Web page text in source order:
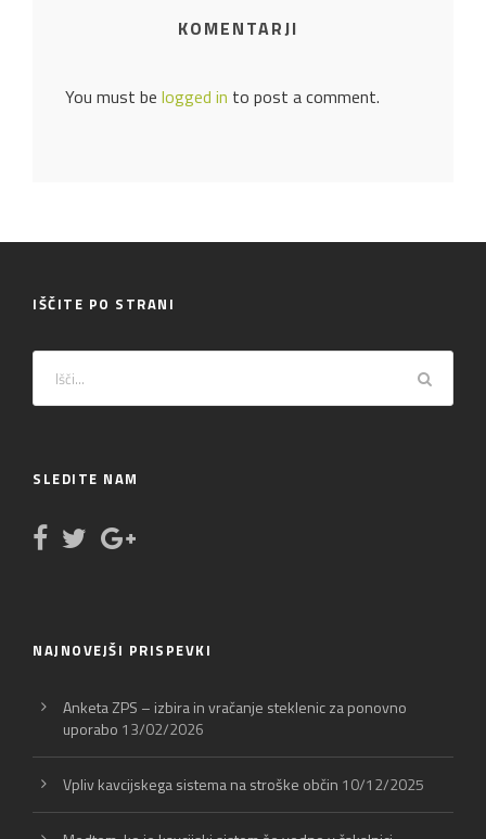
KOMENTARJI
You must be logged in to post a comment.
IŠČITE PO STRANI
SLEDITE NAM
NAJNOVEJŠI PRISPEVKI
Anketa ZPS – izbira in vračanje steklenic za ponovno
uporabo 13/02/2026
Vpliv kavcijskega sistema na stroške občin 10/12/2025